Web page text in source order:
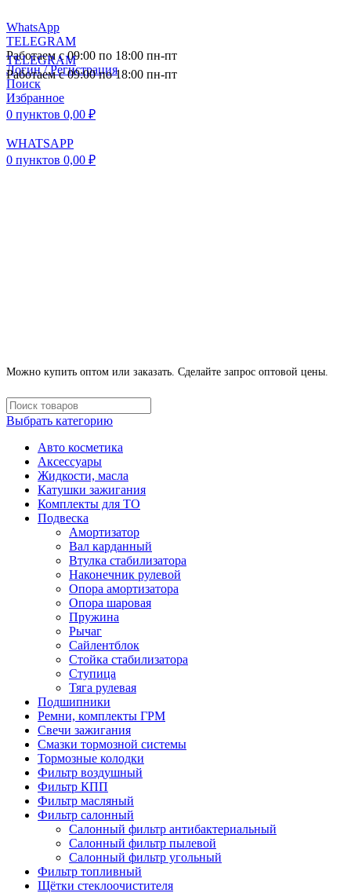
WhatsApp
TELEGRAM
Работаем с 09:00 по 18:00 пн-пт
Логин / Регистрация
Поиск
Избранное
0 пунктов 0,00 ₽
WHATSAPP
0 пунктов 0,00 ₽
TELEGRAM
Работаем с 09:00 по 18:00 пн-пт
Можно купить оптом или заказать. Сделайте запрос оптовой цены.
Выбрать категорию
Авто косметика
Аксессуары
Жидкости, масла
Катушки зажигания
Комплекты для ТО
Подвеска
Амортизатор
Вал карданный
Втулка стабилизатора
Наконечник рулевой
Опора амортизатора
Опора шаровая
Пружина
Рычаг
Сайлентблок
Стойка стабилизатора
Ступица
Тяга рулевая
Подшипники
Ремни, комплекты ГРМ
Свечи зажигания
Смазки тормозной системы
Тормозные колодки
Фильтр воздушный
Фильтр КПП
Фильтр масляный
Фильтр салонный
Салонный фильтр антибактериальный
Салонный фильтр пылевой
Салонный фильтр угольный
Фильтр топливный
Щётки стеклоочистителя